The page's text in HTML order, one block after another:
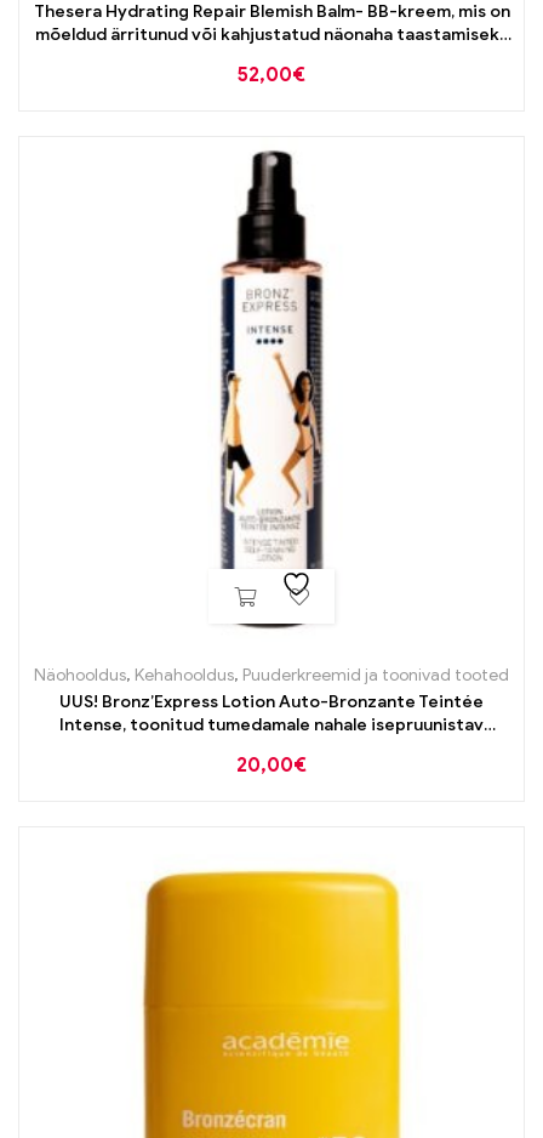
Thesera Hydrating Repair Blemish Balm- BB-kreem, mis on
mõeldud ärritunud või kahjustatud näonaha taastamiseks
52,00€
Näohooldus, Kehahooldus, Puuderkreemid ja toonivad tooted
UUS! Bronz’Express Lotion Auto-Bronzante Teintée
Intense, toonitud tumedamale nahale isepruunistav
20,00€